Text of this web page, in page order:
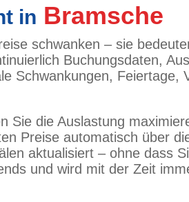
in Bramsche
schwanken – sie
Buchungsdaten,
Schwankungen, Feiertage,
die Auslastung
Preise automatisch über
aktualisiert – ohne dass
und wird mit der Zeit